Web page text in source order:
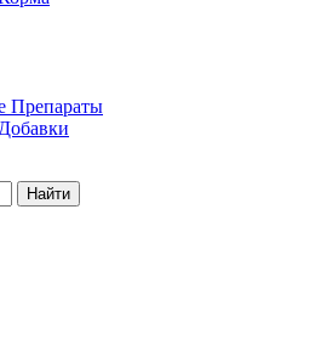
Препараты
Найти